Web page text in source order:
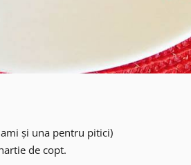
și una pentru pitici)
de copt.